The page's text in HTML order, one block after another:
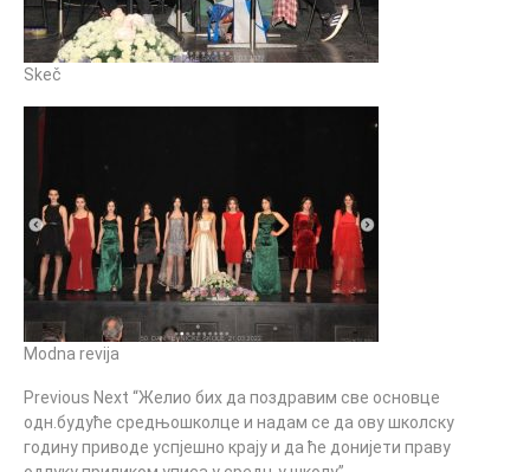
Skeč
Modna revija
Previous Next “Желио бих да поздравим све основце
одн.будуће средњошколце и надам се да ову школску
годину приводе успјешно крају и да ће донијети праву